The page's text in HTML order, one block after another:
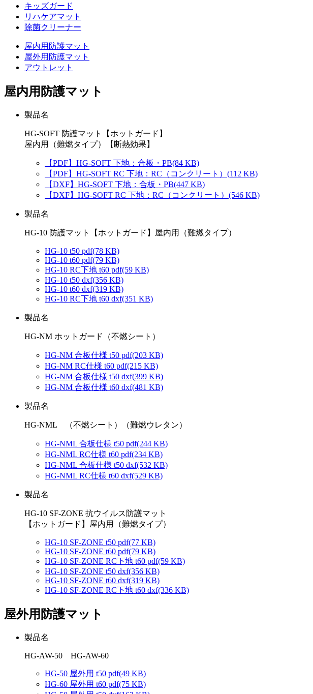
キッズガード
リハケアマット
除菌クリーナー
屋内用防護マット
屋外用防護マット
アウトレット
屋内用防護マット
製品名
HG-SOFT 防護マット【ホットガード】
屋内用（難燃タイプ）【断熱効果】
【PDF】HG-SOFT 下地：合板・PB(84 KB)
【PDF】HG-SOFT RC 下地：RC（コンクリート） (112 KB)
【DXF】HG-SOFT 下地：合板・PB(447 KB)
【DXF】HG-SOFT RC 下地：RC（コンクリート） (546 KB)
製品名
HG-10 防護マット【ホットガード】屋内用（難燃タイプ）
HG-10 t50 pdf(78 KB)
HG-10 t60 pdf(79 KB)
HG-10 RC下地 t60 pdf(59 KB)
HG-10 t50 dxf(356 KB)
HG-10 t60 dxf(319 KB)
HG-10 RC下地 t60 dxf(351 KB)
製品名
HG-NM ホットガード（不燃シート）
HG-NM 合板仕様 t50 pdf(203 KB)
HG-NM RC仕様 t60 pdf(215 KB)
HG-NM 合板仕様 t50 dxf(399 KB)
HG-NM 合板仕様 t60 dxf(481 KB)
製品名
HG-NML （不燃シート）（難燃ウレタン）
HG-NML 合板仕様 t50 pdf(244 KB)
HG-NML RC仕様 t60 pdf(234 KB)
HG-NML 合板仕様 t50 dxf(532 KB)
HG-NML RC仕様 t60 dxf(529 KB)
製品名
HG-10 SF-ZONE 抗ウイルス防護マット
【ホットガード】屋内用（難燃タイプ）
HG-10 SF-ZONE t50 pdf(77 KB)
HG-10 SF-ZONE t60 pdf(79 KB)
HG-10 SF-ZONE RC下地 t60 pdf(59 KB)
HG-10 SF-ZONE t50 dxf(356 KB)
HG-10 SF-ZONE t60 dxf(319 KB)
HG-10 SF-ZONE RC下地 t60 dxf(336 KB)
屋外用防護マット
製品名
HG-AW-50 HG-AW-60
HG-50 屋外用 t50 pdf(49 KB)
HG-60 屋外用 t60 pdf(75 KB)